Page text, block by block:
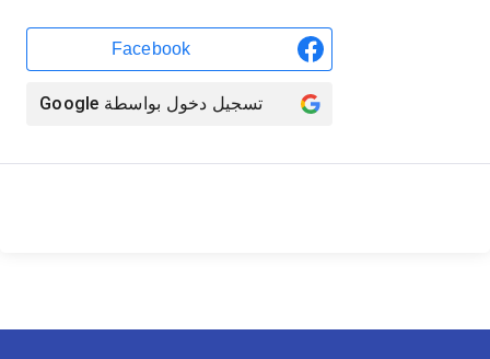
Facebook
تسجيل دخول بواسطة Google